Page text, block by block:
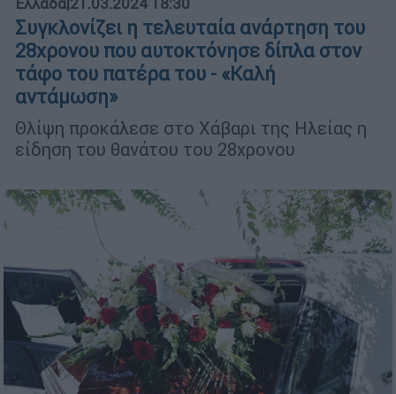
Συγκλονίζει η τελευταία ανάρτηση του
28χρονου που αυτοκτόνησε δίπλα στον
τάφο του πατέρα του - «Καλή
αντάμωση»
Θλίψη προκάλεσε στο Χάβαρι της Ηλείας η
είδηση του θανάτου του 28χρονου